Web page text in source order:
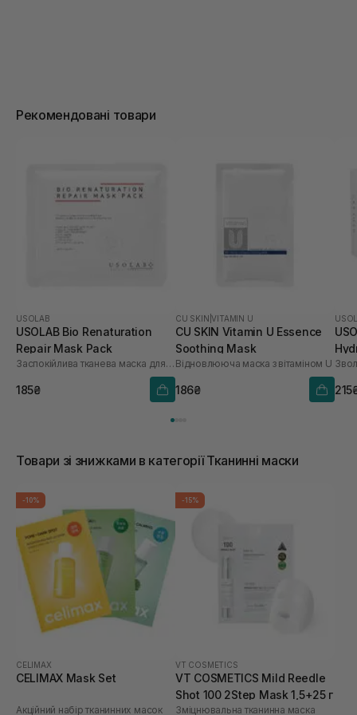
Рекомендовані товари
USOLAB
USOLAB Bio Renaturation
Repair Mask Pack
Заспокійлива тканева маска для обличчя
185₴
CU SKIN |VITAMIN U
CU SKIN Vitamin U Essence
Soothing Mask
Відновлююча маска з вітаміном U
186₴
шт
Товари зі знижками в категорії Тканинні маски
-10%
CELIMAX
CELIMAX Mask Set
Акційний набір тканинних масок
-15%
VT COSMETICS
VT COSMETICS Mild Reedle
Shot 100 2Step Mask 1,5+25 г
Зміцнювальна тканинна маска